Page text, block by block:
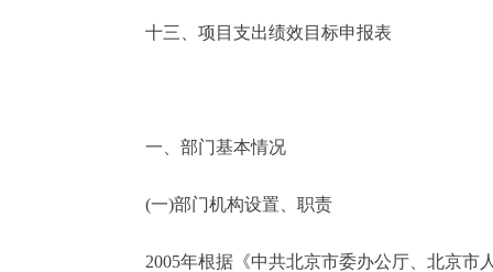
十三、项目支出绩效目标申报表
一、部门基本情况
(一)部门机构设置、职责
2005年根据《中共北京市委办公厅、北京市